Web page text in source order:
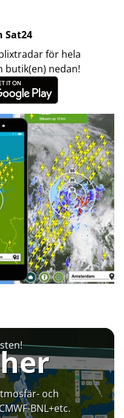
Sat24
för hela
butik(en) nedan!
och
BNL+etc.